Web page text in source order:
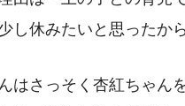
し休みたいと思ったか
はさっそく杏紅ちゃん